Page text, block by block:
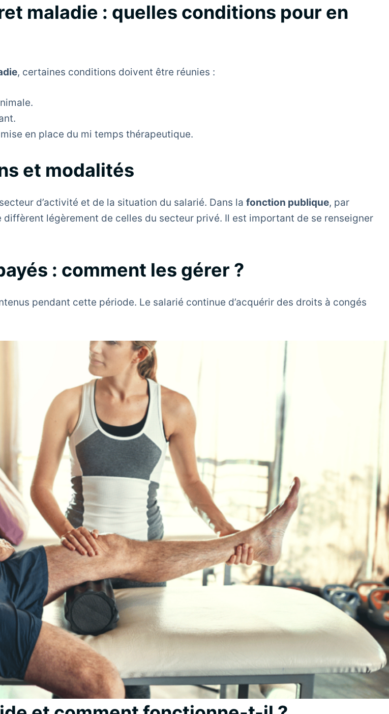
maladie : quelles conditions pour en
, certaines conditions doivent être réunies :
en place du mi temps thérapeutique.
et modalités
d’activité et de la situation du salarié. Dans la fonction publique, par
légèrement de celles du secteur privé. Il est important de se renseigner
: comment les gérer ?
pendant cette période. Le salarié continue d’acquérir des droits à congés